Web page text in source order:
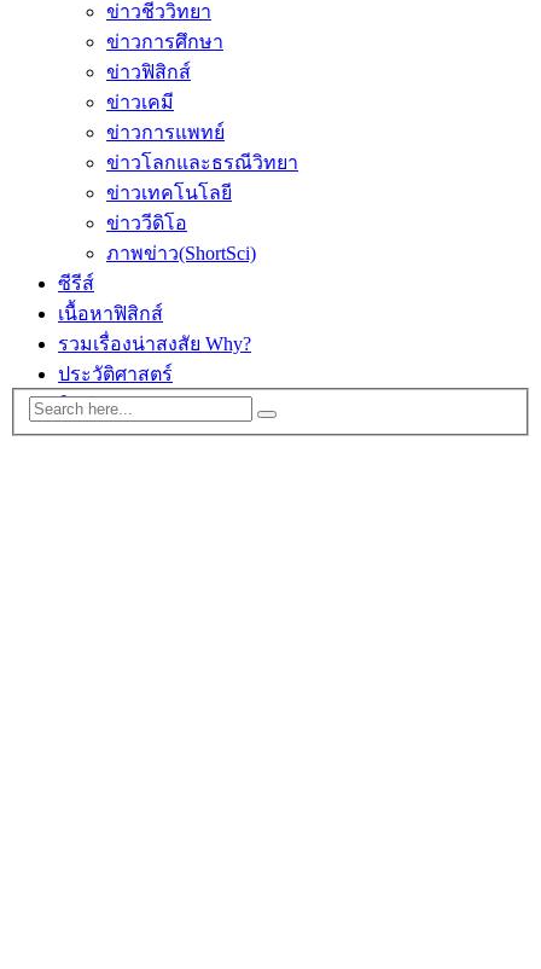
ข่าวชีววิทยา
ข่าวการศึกษา
ข่าวฟิสิกส์
ข่าวเคมี
ข่าวการแพทย์
ข่าวโลกและธรณีวิทยา
ข่าวเทคโนโลยี
ข่าววีดิโอ
ภาพข่าว(ShortSci)
ซีรีส์
เนื้อหาฟิสิกส์
รวมเรื่องน่าสงสัย Why?
ประวัติศาสตร์
ติดต่อ